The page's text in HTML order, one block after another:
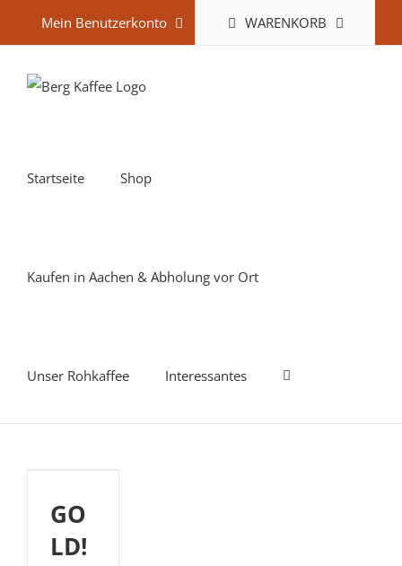
Mein Benutzerkonto WARENKORB
Startseite Shop
Kaufen in Aachen & Abholung vor Ort
Unser Rohkaffee Interessantes
GO
LD!